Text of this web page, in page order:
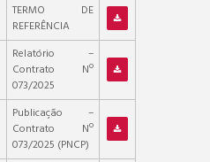
TERMO DE
REFERÊNCIA
Relatório –
Contrato Nº
073/2025
Publicação –
Contrato Nº
073/2025 (PNCP)